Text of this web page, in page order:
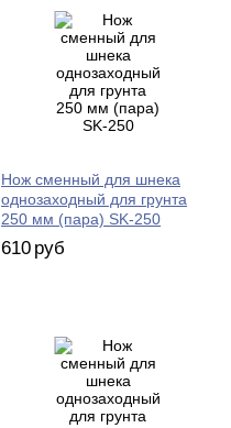
Нож сменный для шнека
однозаходный для грунта
250 мм (пара) SK-250
610 руб